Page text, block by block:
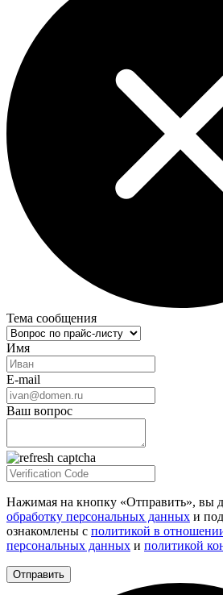
Тема сообщения
Имя
E-mail
Ваш вопрос
Нажимая на кнопку «Отправить», вы
обработку персональных данных и
ознакомлены с политикой в
персональных данных и политикой